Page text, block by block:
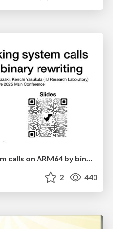
svc-hook: hooking system calls on ARM64 by binary rewriting
2 440